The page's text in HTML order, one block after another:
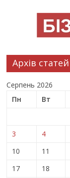
Архів статей
Серпень 2026
Пн
Вт
3
4
10
11
17
18